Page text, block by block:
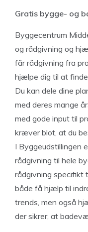
Gratis bygge- og
Byggecentrum
og rådgivning og
får rådgivning fra
hjælpe dig til at
Du kan dele dine
med deres mange
med gode input til
kræver blot, at du
I Byggeudstillingen
rådgivning til hele
rådgivning specifikt
både få hjælp til
trends, men også
der sikrer, at